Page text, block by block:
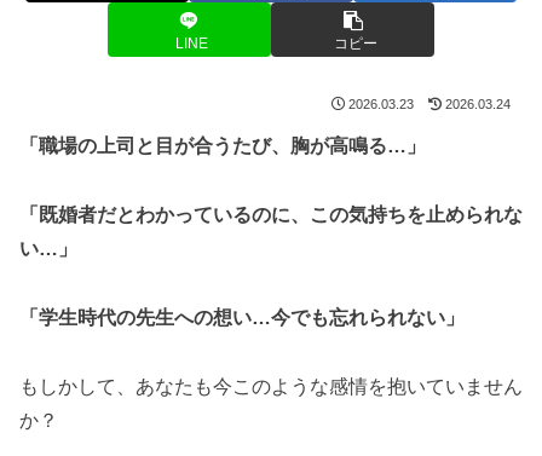
LINE コピー
2026.03.23 2026.03.24
「職場の上司と目が合うたび、胸が高鳴る…」
「既婚者だとわかっているのに、この気持ちを止められな
い…」
「学生時代の先生への想い…今でも忘れられない」
もしかして、あなたも今このような感情を抱いていません
か？